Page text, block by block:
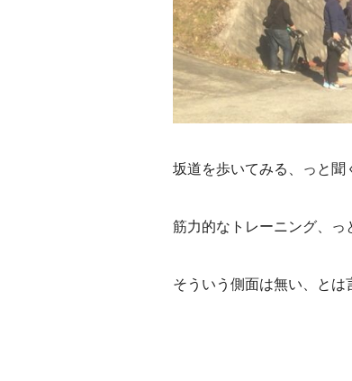
坂道を歩いてみる、っと聞
筋力的なトレーニング、っ
そういう側面は無い、とは